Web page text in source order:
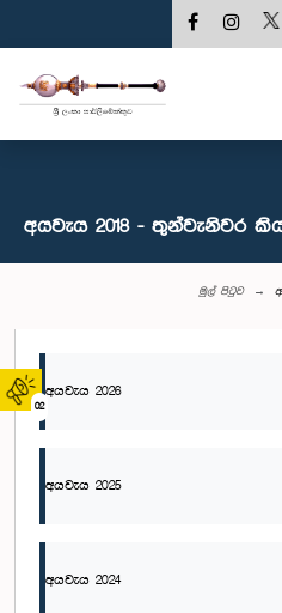
02
අයවැය 2018 - තුන්වැනිවර
මුල් පිටුව
අයවැය 2026
අයවැය 2025
අයවැය 2024